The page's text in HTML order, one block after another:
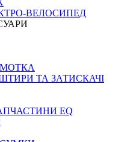
ВЕЛОСИПЕД
ТА ЗАТИСКАЧІ
EQ